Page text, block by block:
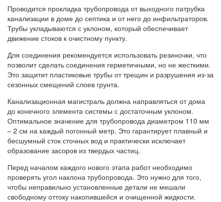
Проводится прокладка трубопровода от выходного патрубка
канализации в доме до септика и от него до инфильтраторов.
Трубы укладываются с уклоном, который обеспечивает
движение стоков к очистному пункту.
Для соединения рекомендуется использовать резиночки, что
позволит сделать соединения герметичными, но не жесткими.
Это защитит пластиковые трубы от трещин и разрушения из-за
сезонных смещений слоев грунта.
Канализационная магистраль должна направляться от дома
до конечного элемента системы с достаточным уклоном.
Оптимальное значение для трубопровода диаметром 110 мм
– 2 см на каждый погонный метр. Это гарантирует плавный и
бесшумный сток сточных вод и практически исключает
образование засоров из твердых частиц.
Перед началом каждого нового этапа работ необходимо
проверять угол наклона трубопровода. Это нужно для того,
чтобы неправильно установленные детали не мешали
свободному оттоку накопившейся и очищенной жидкости.